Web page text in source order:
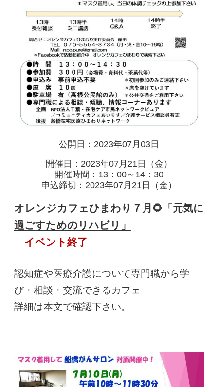
公開日：2023年07月03日
開催日：2023年07月21日（金）
開催時間：13：00～14：30
申込締切：2023年07月21日（金）
オレンジカフェひまわり７月🌻「元気に
過ごすためのリハビリ」
イベント終了
認知症や医療介護について専門職から学
び・相談・交流できるカフェ
詳細は本文で確認下さい。